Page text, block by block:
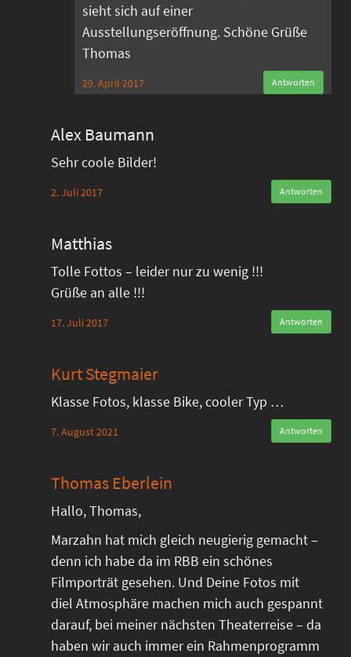
sieht sich auf einer
Ausstellungseröffnung. Schöne Grüße
Thomas
29. April 2017 Antworten
Alex Baumann
Sehr coole Bilder!
2. Juli 2017 Antworten
Matthias
Tolle Fottos – leider nur zu wenig !!!
Grüße an alle !!!
17. Juli 2017 Antworten
Kurt Stegmaier
Klasse Fotos, klasse Bike, cooler Typ …
7. August 2021 Antworten
Thomas Eberlein
Hallo, Thomas,
Marzahn hat mich gleich neugierig gemacht –
denn ich habe da im RBB ein schönes
Filmporträt gesehen. Und Deine Fotos mit
diel Atmosphäre machen mich auch gespannt
darauf, bei meiner nächsten Theaterreise – da
haben wir auch immer ein Rahmenprogramm